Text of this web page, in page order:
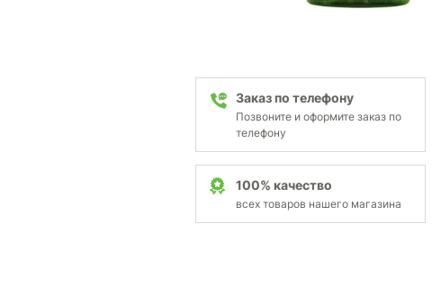
Заказ по телефону
Позвоните и оформите заказ по
телефону
100% качество
всех товаров нашего магазина